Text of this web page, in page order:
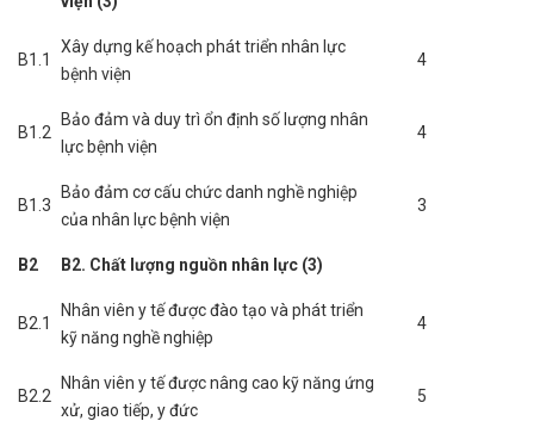
B1.1
Xây dựng kế hoạch phát triển nhân lực
bệnh viện
4
B1.2
Bảo đảm và duy trì ổn định số lượng nhân
lực bệnh viện
4
B1.3
Bảo đảm cơ cấu chức danh nghề nghiệp
của nhân lực bệnh viện
3
B2 B2. Chất lượng nguồn nhân lực (3)
B2.1
Nhân viên y tế được đào tạo và phát triển
kỹ năng nghề nghiệp
4
B2.2
Nhân viên y tế được nâng cao kỹ năng ứng
xử, giao tiếp, y đức
5